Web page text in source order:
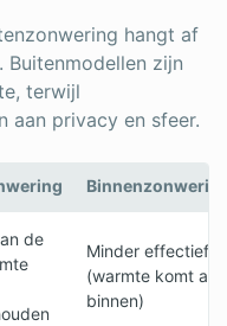
hangt af
zijn
terwijl
aan privacy en sfeer.
de
Minder effectief
(warmte komt al
binnen)